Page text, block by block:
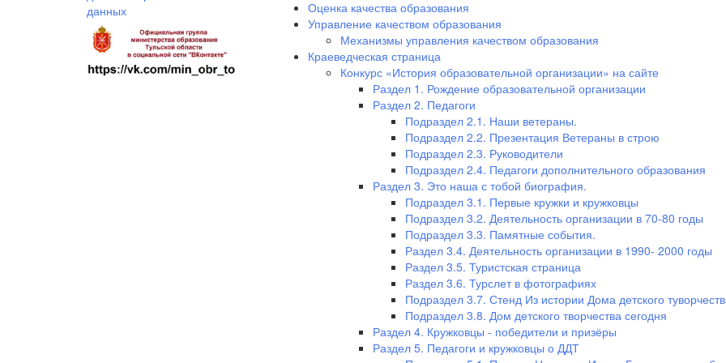
данных
Оценка качества образования
Управление качеством образования
Механизмы управления качеством образования
Краеведческая страница
Конкурс «История образовательной организации» на сайте
Раздел 1. Рождение образовательной организации
Раздел 2. Педагоги
Подраздел 2.1. Наши ветераны.
Подраздел 2.2. Презентация Ветераны в строю
Подраздел 2.3. Руководители
Подраздел 2.4. Педагоги дополнительного образования
Раздел 3. Это наша с тобой биография.
Подраздел 3.1. Первые кружки и кружковцы
Подраздел 3.2. Деятельность организации в 70-80 годы
Подраздел 3.3. Памятные события.
Раздел 3.4. Деятельность организации в 1990- 2000 годы
Раздел 3.5. Туристская страница
Раздел 3.6. Турслет в фотографиях
Подраздел 3.7. Стенд Из истории Дома детского
Подраздел 3.8. Дом детского творчества сегодня
Раздел 4. Кружковцы - победители и призёры
Раздел 5. Педагоги и кружковцы о ДДТ